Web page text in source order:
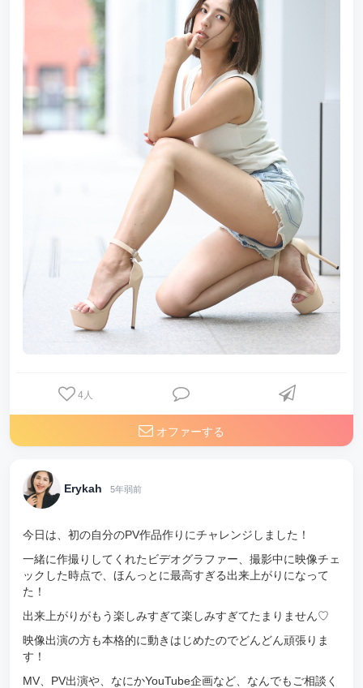
4人
オファーする
Erykah 5年弱前
今日は、初の自分のPV作品作りにチャレンジしました！
一緒に作撮りしてくれたビデオグラファー、撮影中に映像チェ
ックした時点で、ほんっとに最高すぎる出来上がりになって
た！
出来上がりがもう楽しみすぎて楽しみすぎてたまりません♡
映像出演の方も本格的に動きはじめたのでどんどん頑張りま
す！
MV、PV出演や、なにかYouTube企画など、なんでもご相談く